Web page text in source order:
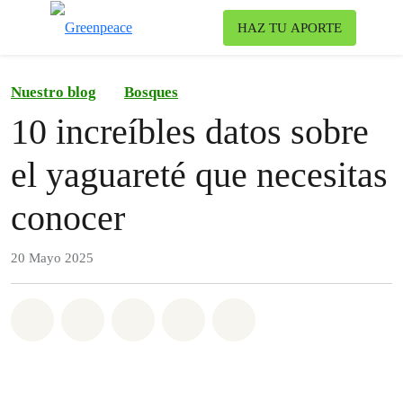
HAZ TU APORTE
Nuestro blog Bosques
10 increíbles datos sobre
el yaguareté que necesitas
conocer
20 Mayo 2025